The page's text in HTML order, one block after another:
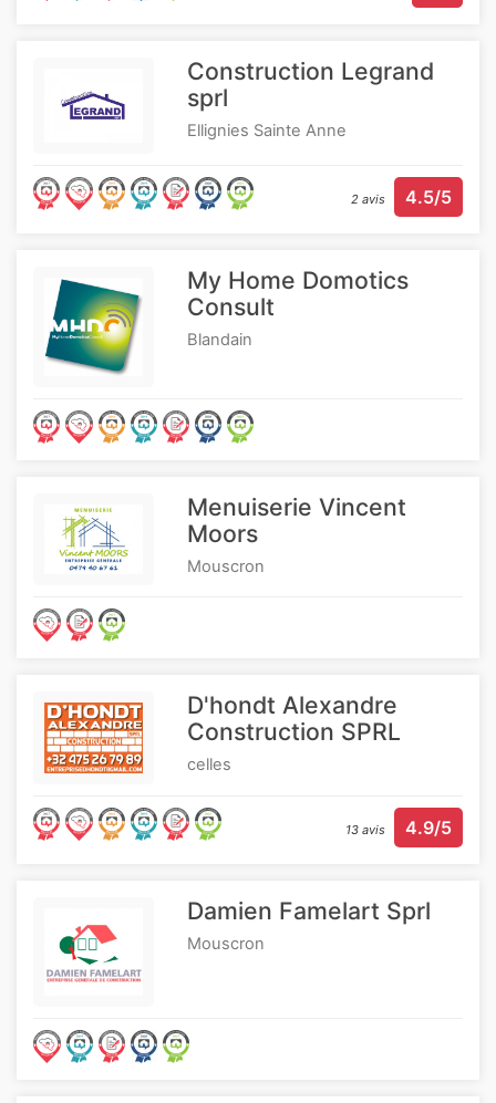
Construction Legrand
sprl
Ellignies Sainte Anne
2 avis 4.5/5
My Home Domotics
Consult
Blandain
Menuiserie Vincent
Moors
Mouscron
D'hondt Alexandre
Construction SPRL
celles
13 avis 4.9/5
Damien Famelart Sprl
Mouscron